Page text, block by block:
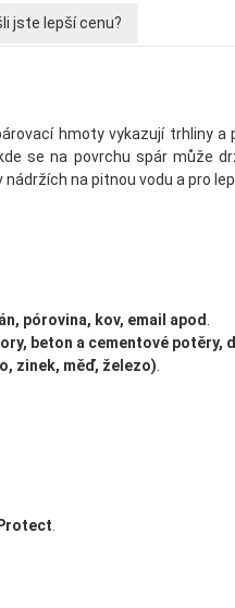
jste lepší cenu?
hmoty vykazují trhliny
se na povrchu spár může
na pitnou vodu a pro
pórovina, kov, email apod.
beton a cementové potěry,
zinek, měď, železo).
.